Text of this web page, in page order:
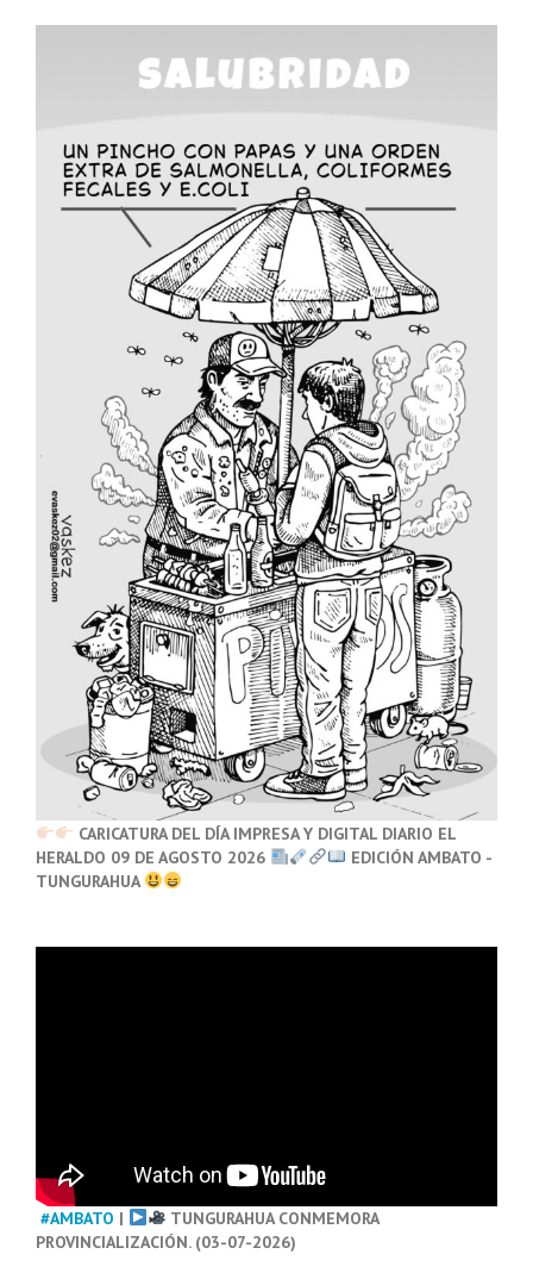
CARICATURA DEL DÍA IMPRESA Y DIGITAL DIARIO EL
HERALDO 09 DE AGOSTO 2026
EDICIÓN AMBATO -
TUNGURAHUA
#AMBATO |
TUNGURAHUA CONMEMORA
PROVINCIALIZACIÓN. (03-07-2026)